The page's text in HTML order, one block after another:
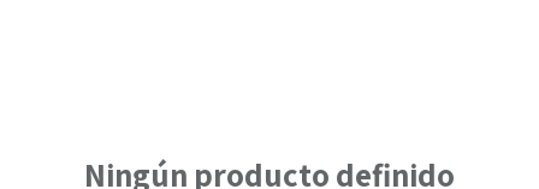
Ningún producto definido